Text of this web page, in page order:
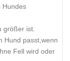
Hundes
größer ist.
Hund passt,wenn
Fell wird oder